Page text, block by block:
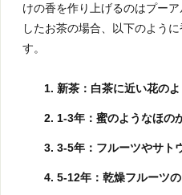
けの香を作り上げるのはプー
したお茶の場合、以下のよう
す。
新茶： 白茶に近い花の
1-3年：蜜のようなほの
3-5年：フルーツやサト
5-12年：乾燥フルーツ